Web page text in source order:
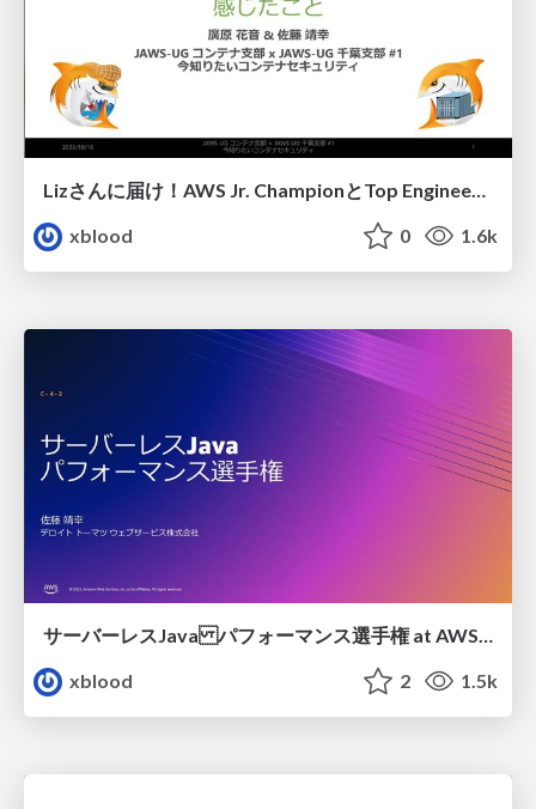
Lizさんに届け！ AWS Jr. ChampionとTop Engineerが 書籍コンテナセキュリティを読んで感じたこと
xblood
0 1.6k
サーバーレスJava パフォーマンス選手権 at AWS Dev Day 2023 Tokyo
xblood
2 1.5k